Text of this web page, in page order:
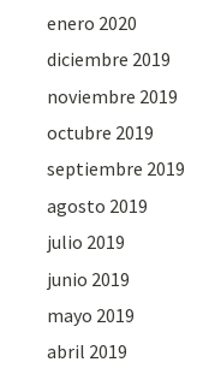
enero 2020
diciembre 2019
noviembre 2019
octubre 2019
septiembre 2019
agosto 2019
julio 2019
junio 2019
mayo 2019
abril 2019